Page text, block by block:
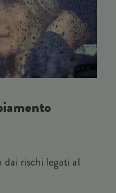
dai rischi legati al